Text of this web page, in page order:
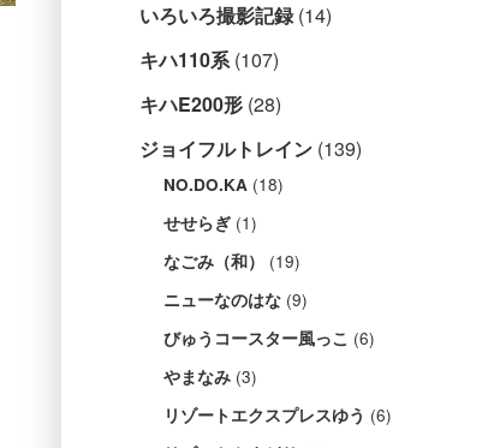
いろいろ撮影記録(14)
キハ110系(107)
キハE200形 (28)
ジョイフルトレイン (139)
NO.DO.KA (18)
せせらぎ (1)
なごみ（和） (19)
ニューなのはな (9)
びゅうコースター風っこ (6)
やまなみ (3)
リゾートエクスプレスゆう (6)